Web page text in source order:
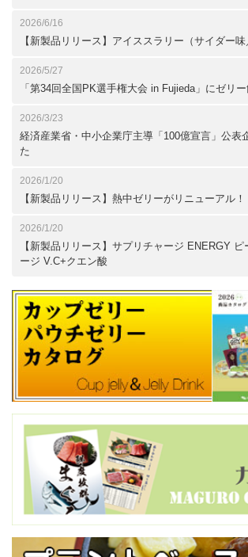
2026/6/16
【新製品リリース】アイススラリー（サイダー味
2026/5/27
「第34回全国PK選手権大会 in Fujieda」にゼリ
2026/3/23
経済産業省・中小企業庁主導「100億宣言」公表
た
2026/1/20
【新製品リリース】熱中ゼリーがリニューアル！
2026/1/20
【新製品リリース】サプリチャージ ENERGY ピ
ージ V.C+クエン酸